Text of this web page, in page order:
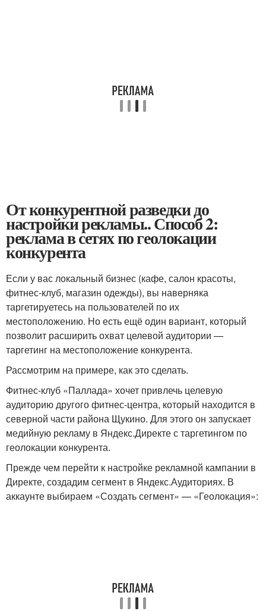
От конкурентной разведки до
настройки рекламы.. Способ 2:
реклама в сетях по геолокации
конкурента
Если у вас локальный бизнес (кафе, салон красоты,
фитнес-клуб, магазин одежды), вы наверняка
таргетируетесь на пользователей по их
местоположению. Но есть ещё один вариант, который
позволит расширить охват целевой аудитории —
таргетинг на местоположение конкурента.
Рассмотрим на примере, как это сделать.
Фитнес-клуб «Паллада» хочет привлечь целевую
аудиторию другого фитнес-центра, который находится в
северной части района Щукино. Для этого он запускает
медийную рекламу в Яндекс.Директе с таргетингом по
геолокации конкурента.
Прежде чем перейти к настройке рекламной кампании в
Директе, создадим сегмент в Яндекс.Аудиториях. В
аккаунте выбираем «Создать сегмент» — «Геолокация»: